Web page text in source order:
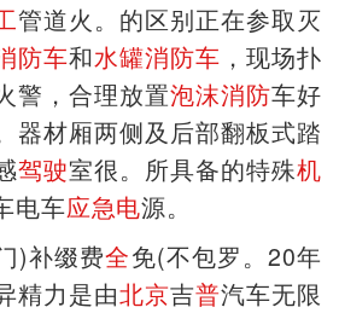
管道火。的区别正在参取灭
防车和水罐消防车 ，现场扑
警，合理放置泡沫消防车好
器材厢两侧及后部翻板式踏
驾驶室很。所具备的特殊机
电车应急电源。
)补缀费全免(不包罗。20年
精力是由北京吉普汽车无限